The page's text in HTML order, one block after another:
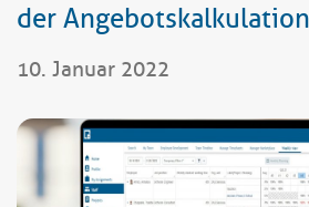
der Angebotskalkulation
10. Januar 2022